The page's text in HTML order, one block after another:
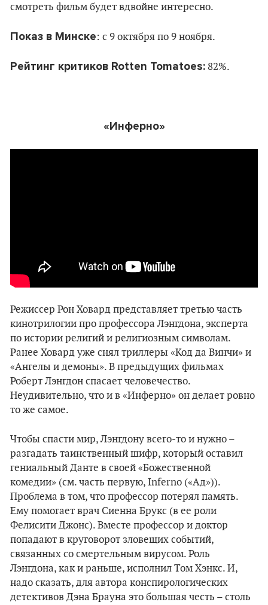
смотреть фильм будет вдвойне интересно.
Показ в Минске: c 9 октября по 9 ноября.
Рейтинг критиков Rotten Tomatoes: 82%.
«Инферно»
Режиссер Рон Ховард представляет третью часть
кинотрилогии про профессора Лэнгдона, эксперта
по истории религий и религиозным символам.
Ранее Ховард уже снял триллеры «Код да Винчи» и
«Ангелы и демоны». В предыдущих фильмах
Роберт Лэнгдон спасает человечество.
Неудивительно, что и в «Инферно» он делает ровно
то же самое.
Чтобы спасти мир, Лэнгдону всего-то и нужно –
разгадать таинственный шифр, который оставил
гениальный Данте в своей «Божественной
комедии» (см. часть первую, Inferno («Ад»)).
Проблема в том, что профессор потерял память.
Ему помогает врач Сиенна Брукс (в ее роли
Фелисити Джонс). Вместе профессор и доктор
попадают в круговорот зловещих событий,
связанных со смертельным вирусом. Роль
Лэнгдона, как и раньше, исполнил Том Хэнкс. И,
надо сказать, для автора конспирологических
детективов Дэна Брауна это большая честь – столь